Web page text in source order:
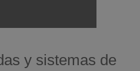
y sistemas de